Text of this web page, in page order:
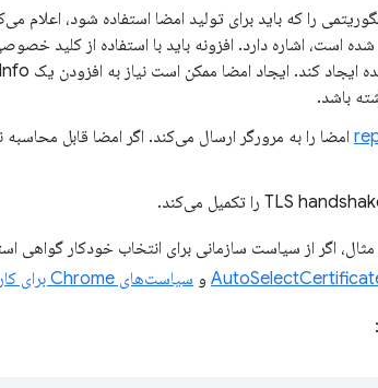
را که باید برای تولید امضا استفاده شود، اعلام
است، اشاره دارد. افزونه باید با استفاده از کلید
باشد.
امضا را به مرورگر ارسال می‌کند. اگر امضا قابل محاسبه
اگر از سیاست سازمانی برای انتخاب خودکار گواهی
و سیاست‌های Chrome برای کاربران